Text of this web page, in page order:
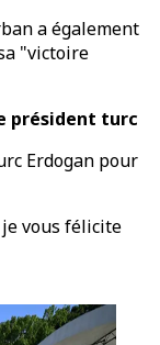
a également
"victoire
président turc
Erdogan pour
vous félicite